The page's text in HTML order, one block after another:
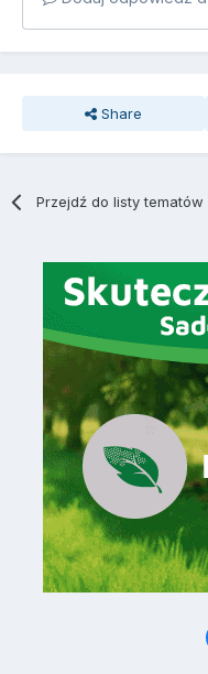
Share
Przejdź do listy tematów